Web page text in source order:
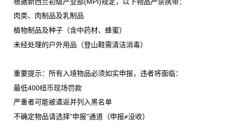
肉类、肉制品及乳制品
植物制品及种子（含中药材、蜂蜜）
未经处理的户外用品（登山鞋需清洁消毒）
重要提示：所有入境物品必须如实申报，违者将面临：
最低400纽币现场罚款
严重者可能被遣返并列入黑名单
不确定物品请选择"申报"通道（申报≠没收）